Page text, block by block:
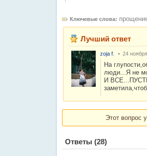
Ключевые слова:
Лучший ответ
zoja f. 24
На
люди...Я не
И
Этот вопрос
Ответы (28)